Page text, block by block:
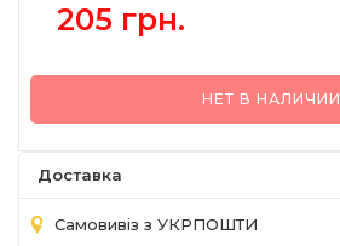
205 грн.
НЕТ В НАЛИЧИИ
Доставка
Самовивіз з УКРПОШТИ